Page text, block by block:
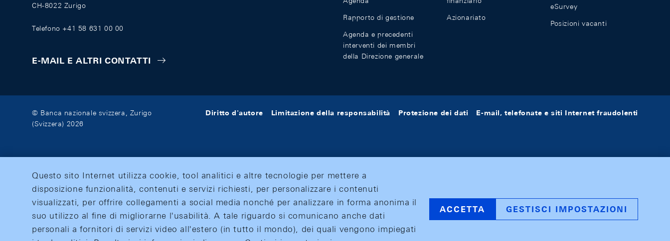
CH-8022 Zurigo
Telefono +41 58 631 00 00
E-MAIL E ALTRI CONTATTI
Rapporto di gestione
Agenda e precedenti
interventi dei membri
della Direzione generale
Azionariato
eSurvey
Posizioni vacanti
© Banca nazionale svizzera, Zurigo
(Svizzera) 2026
Diritto d'autore Limitazione della responsabilità Protezione dei dati E-mail, telefonate e siti Internet fraudolenti
Questo sito Internet utilizza cookie, tool analitici e altre tecnologie per mettere a
disposizione funzionalità, contenuti e servizi richiesti, per personalizzare i contenuti
visualizzati, per offrire collegamenti a social media nonché per analizzare in forma anonima il
suo utilizzo al fine di migliorarne l'usabilità. A tale riguardo si comunicano anche dati
personali a fornitori di servizi video all'estero (in tutto il mondo), dei quali vengono impiegati
ACCETTA GESTISCI IMPOSTAZIONI